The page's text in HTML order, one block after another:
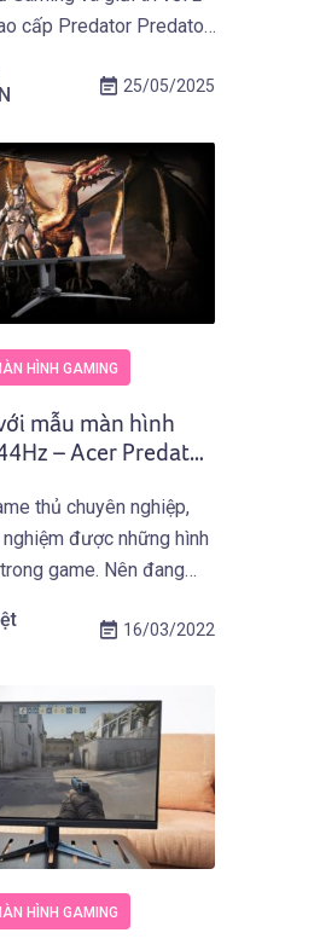
cấp Predator Predator
nhu cầu giải trí.25/05/2025
HÌNH GAMING
mẫu màn hình
– Acer Predator
thủ chuyên nghiệp,
được những hình
game. Nên đang
chất lượng từ thiết
để hỗ trợ game […]
16/03/2022
HÌNH GAMING